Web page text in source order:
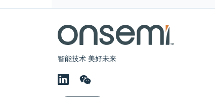
智能技术 美好未来